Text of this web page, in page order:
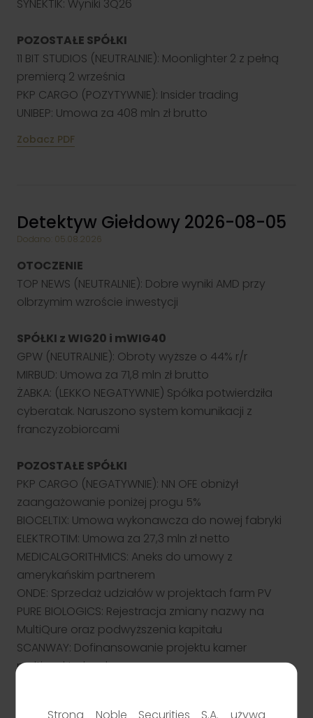
SYNEKTIK: Wyniki 3Q26
POZOSTAŁE SPÓŁKI
11 BIT STUDIOS (NEUTRALNIE): Moonlighter 2 z pełną
premierą 2 września
PKP CARGO (POZYTYWNIE): Insider trading
UNIBEP: Umowa za 408 mln zł brutto
Zobacz PDF
Detektyw Giełdowy 2026-08-05
Dodano: 05.08.2026
OTOCZENIE
TOP NEWS (NEUTRALNIE): Dobre wyniki AMD przy
olbrzymim wzroście inwestycji
SPÓŁKI z WIG20 i mWIG40
GPW (NEUTRALNIE): Obroty wyższe o 44% r/r
MIRBUD: Umowa za 71,8 mln zł brutto
ŻABKA: (LEKKO NEGATYWNIE) Spółka potwierdziła
cyberatak. Naruszono system komunikacji z
franczyzobiorcami
POZOSTAŁE SPÓŁKI
PKP CARGO (NEGATYWNIE): NN OFE obniżył
zaangażowanie poniżej progu 5%
BIOCELTIX: Umowa wykonawcza do nowej fabryki
ELEKTROTIM: Umowa za 27,3 mln zł netto
MEDICALGORITHMICS: Aneks do umowy z
amerykańskim partnerem
ONDE: Sprzedaż udziałów w projektach farm PV
PURE BIOLOGICS: Rejestracja zmiany nazwy na
MultiQure oraz podwyższenia kapitału
SCANWAY: Dofinansowanie projektu kamer
multispektralnych
Strona Noble Securities S.A. używa